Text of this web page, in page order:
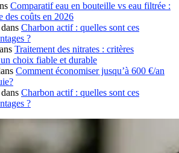
Comparatif eau en bouteille vs eau filtrée :
des coûts en 2026
dans Charbon actif : quelles sont ces
?
Traitement des nitrates : critères
choix fiable et durable
Comment économiser jusqu’à 600 €/an
dans Charbon actif : quelles sont ces
?